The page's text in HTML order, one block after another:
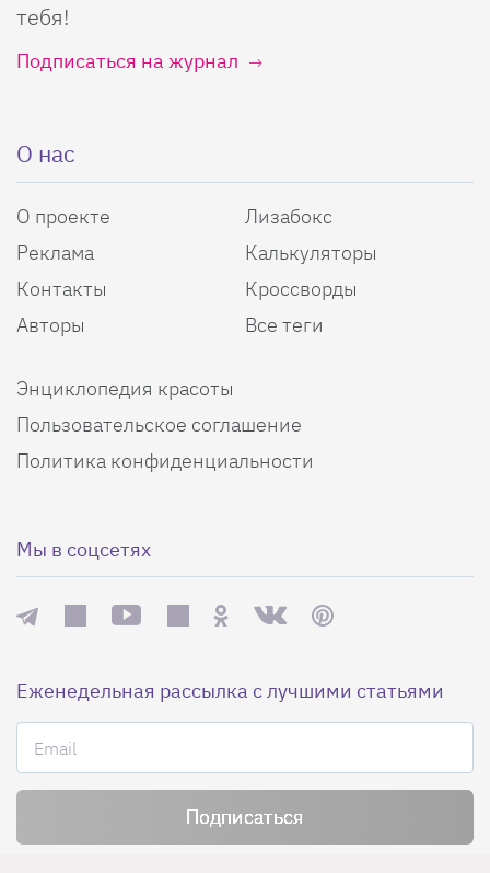
тебя!
Подписаться на журнал
О нас
О проекте
Реклама
Контакты
Авторы
Лизабокс
Калькуляторы
Кроссворды
Все теги
Энциклопедия красоты
Пользовательское соглашение
Политика конфиденциальности
Мы в соцсетях
Еженедельная рассылка с лучшими статьями